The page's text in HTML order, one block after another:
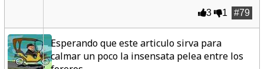
#79
3 1
Esperando que este articulo sirva para
calmar un poco la insensata pelea entre los